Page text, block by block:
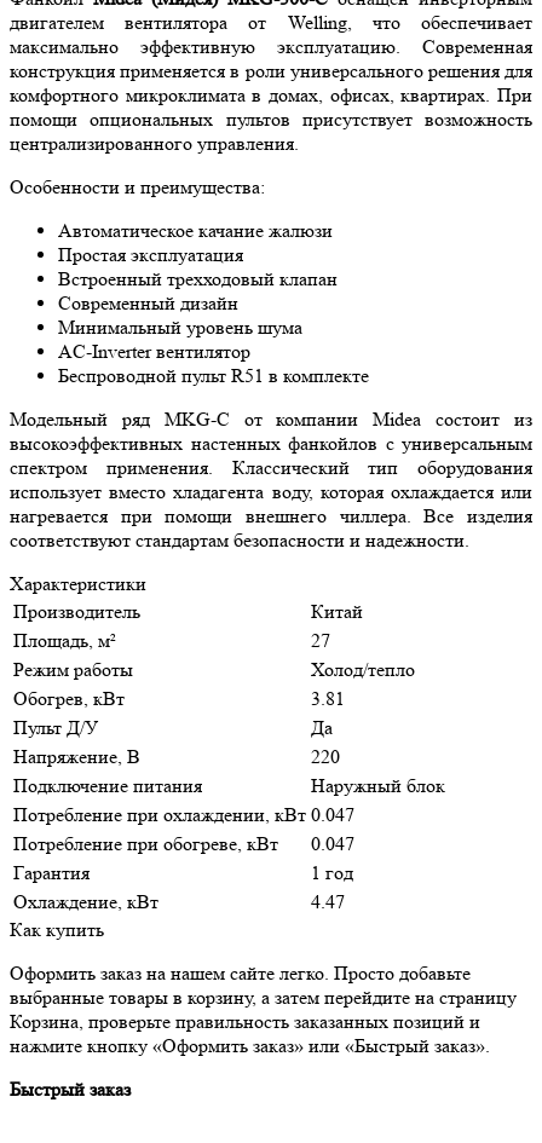
двигателем вентилятора от Welling, что обеспечивает
максимально эффективную эксплуатацию. Современная
конструкция применяется в роли универсального решения для
комфортного микроклимата в домах, офисах, квартирах. При
помощи опциональных пультов присутствует возможность
централизированного управления.
Особенности и преимущества:
Автоматическое качание жалюзи
Простая эксплуатация
Встроенный трехходовый клапан
Современный дизайн
Минимальный уровень шума
AC-Inverter вентилятор
Беспроводной пульт R51 в комплекте
Модельный ряд MKG-C от компании Midea состоит из
высокоэффективных настенных фанкойлов с универсальным
спектром применения. Классический тип оборудования
использует вместо хладагента воду, которая охлаждается или
нагревается при помощи внешнего чиллера. Все изделия
соответствуют стандартам безопасности и надежности.
Характеристики
Производитель
Китай
Площадь, м²
27
Режим работы
Холод/тепло
Обогрев, кВт
3.81
Пульт Д/У
Да
Напряжение, В
220
Подключение питания
Наружный блок
Потребление при охлаждении, кВт 0.047
Потребление при обогреве, кВт
0.047
Гарантия
1 год
Охлаждение, кВт
4.47
Как купить
Оформить заказ на нашем сайте легко. Просто добавьте
выбранные товары в корзину, а затем перейдите на страницу
Корзина, проверьте правильность заказанных позиций и
нажмите кнопку «Оформить заказ» или «Быстрый заказ».
Быстрый заказ